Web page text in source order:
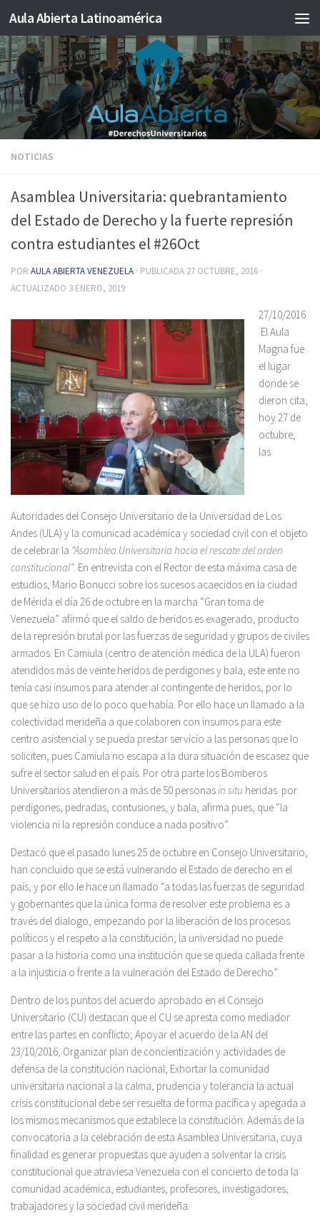
Saltar al contenido
Aula Abierta Latinoamérica
NOTICIAS
Asamblea Universitaria: quebrantamiento
del Estado de Derecho y la fuerte represión
contra estudiantes el #26Oct
POR AULA ABIERTA VENEZUELA · PUBLICADA 27 OCTUBRE, 2016 ·
ACTUALIZADO 3 ENERO, 2019
27/10/2016.
El Aula
Magna fue
el lugar
donde se
dieron cita,
hoy 27 de
octubre,
las
Autoridades del Consejo Universitario de la Universidad de Los
Andes (ULA) y la comunicad académica y sociedad civil con el objeto
de celebrar la “Asamblea Universitaria hacia el rescate del orden
constitucional”. En entrevista con el Rector de esta máxima casa de
estudios, Mario Bonucci sobre los sucesos acaecidos en la ciudad
de Mérida el día 26 de octubre en la marcha “Gran toma de
Venezuela” afirmó que el saldo de heridos es exagerado, producto
de la represión brutal por las fuerzas de seguridad y grupos de civiles
armados. En Camiula (centro de atención médica de la ULA) fueron
atendidos más de veinte heridos de perdigones y bala, este ente no
tenía casi insumos para atender al contingente de heridos, por lo
que se hizo uso de lo poco que había. Por ello hace un llamado a la
colectividad merideña a que colaboren con insumos para este
centro asistencial y se pueda prestar servicio a las personas que lo
soliciten, pues Camiula no escapa a la dura situación de escasez que
sufre el sector salud en el país. Por otra parte los Bomberos
Universitarios atendieron a más de 50 personas in situ heridas por
perdigones, pedradas, contusiones, y bala, afirma pues, que “la
violencia ni la represión conduce a nada positivo”.
Destacó que el pasado lunes 25 de octubre en Consejo Universitario,
han concluido que se está vulnerando el Estado de derecho en el
país, y por ello le hace un llamado “a todas las fuerzas de seguridad
y gobernantes que la única forma de resolver este problema es a
través del dialogo, empezando por la liberación de los procesos
políticos y el respeto a la constitución; la universidad no puede
pasar a la historia como una institución que se queda callada frente
a la injusticia o frente a la vulneración del Estado de Derecho”.
Dentro de los puntos del acuerdo aprobado en el Consejo
Universitario (CU) destacan que el CU se apresta como mediador
entre las partes en conflicto; Apoyar el acuerdo de la AN del
23/10/2016; Organizar plan de concientización y actividades de
defensa de la constitución nacional; Exhortar la comunidad
universitaria nacional a la calma, prudencia y tolerancia la actual
crisis constitucional debe ser resuelta de forma pacífica y apegada a
los mismos mecanismos que establece la constitución. Además de la
convocatoria a la celebración de esta Asamblea Universitaria, cuya
finalidad es generar propuestas que ayuden a solventar la crisis
constitucional que atraviesa Venezuela con el concierto de toda la
comunidad académica, estudiantes, profesores, investigadores,
trabajadores y la sociedad civil merideña.